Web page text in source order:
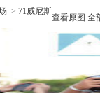
> 71威尼斯
查看原图 全